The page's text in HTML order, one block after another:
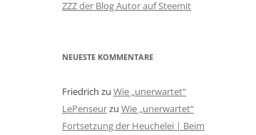
ZZZ der Blog Autor auf Steemit
NEUESTE KOMMENTARE
Friedrich zu Wie „unerwartet“
LePenseurzu Wie „unerwartet“
Fortsetzung der Heuchelei | Beim